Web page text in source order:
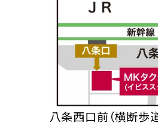
八条西口前（横断歩